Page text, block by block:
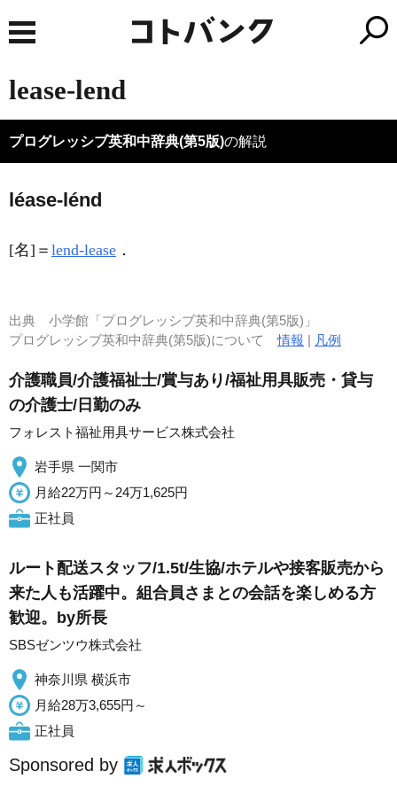
lease-lend
プログレッシブ英和中辞典(第5版)の解説
léase-lénd
[名] ＝ lend-lease ．
出典 小学館「プログレッシブ英和中辞典(第5版)」
プログレッシブ英和中辞典(第5版)について情報 | 凡例
介護職員/介護福祉士/賞与あり/福祉用具販売・貸与
の介護士/日勤のみ
フォレスト福祉用具サービス株式会社
岩手県 一関市
月給22万円～24万1,625円
正社員
ルート配送スタッフ/1.5t/生協/ホテルや接客販売から
来た人も活躍中。組合員さまとの会話を楽しめる方
歓迎。by所長
SBSゼンツウ株式会社
神奈川県 横浜市
月給28万3,655円～
正社員
Sponsored by